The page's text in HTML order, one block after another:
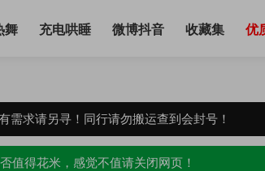
舞 充电哄睡 微博抖音 收藏集 优
需求请另寻！同行请勿搬运查到会封号！
值得花米，感觉不值请关闭网页！